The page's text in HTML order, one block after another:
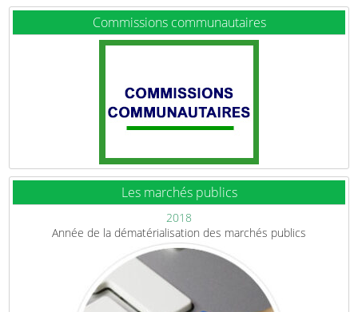
Commissions communautaires
Les marchés publics
2018
Année de la dématérialisation des marchés publics